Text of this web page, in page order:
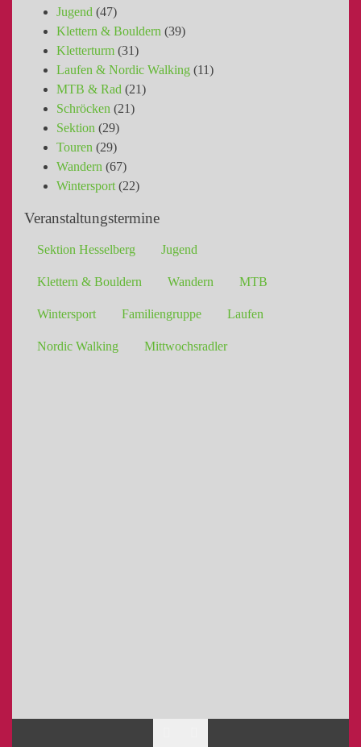
Jugend (47)
Klettern & Bouldern (39)
Kletterturm (31)
Laufen & Nordic Walking (11)
MTB & Rad (21)
Schröcken (21)
Sektion (29)
Touren (29)
Wandern (67)
Wintersport (22)
Veranstaltungstermine
Sektion Hesselberg Jugend
Klettern & Bouldern Wandern MTB
Wintersport Familiengruppe Laufen
Nordic Walking Mittwochsradler